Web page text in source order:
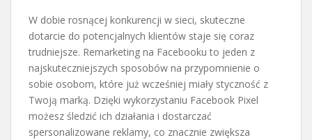
W dobie rosnącej konkurencji w sieci, skuteczne
dotarcie do potencjalnych klientów staje się coraz
trudniejsze. Remarketing na Facebooku to jeden z
najskuteczniejszych sposobów na przypomnienie o
sobie osobom, które już wcześniej miały styczność z
Twoją marką. Dzięki wykorzystaniu Facebook Pixel
możesz śledzić ich działania i dostarczać
spersonalizowane reklamy, co znacznie zwiększa